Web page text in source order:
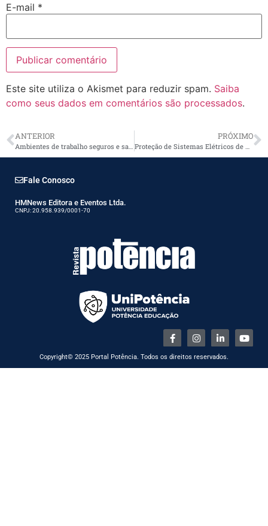
E-mail *
Este site utiliza o Akismet para reduzir spam. Saiba
como seus dados em comentários são processados.
ANTERIOR PRÓXIMO
Fale Conosco
HMNews Editora e Eventos Ltda.
CNPJ: 20.958.939/0001-70
Copyright© 2025 Portal Potência. Todos os direitos reservados.